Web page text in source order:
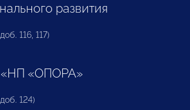
развития
116, 117)
«НП «ОПОРА»
124)